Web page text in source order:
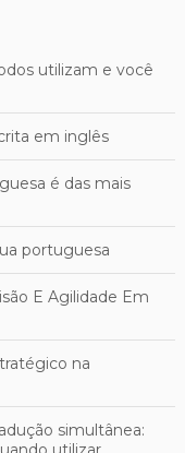
utilizam e você
em inglês
é das mais
portuguesa
E Agilidade Em
na
simultânea: